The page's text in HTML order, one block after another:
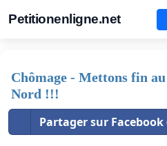
Petitionenligne.net
Chômage - Mettons fin
Nord !!!
Partager sur Facebook